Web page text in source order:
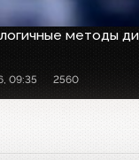
методы
09:35 2560